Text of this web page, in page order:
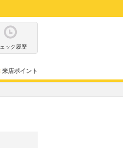
ック履歴
来店ポイント